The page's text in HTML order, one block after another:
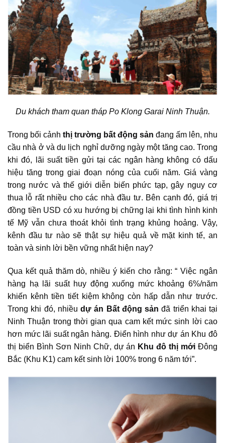
Du khách tham quantháp Po Klong Garai Ninh Thuận.
Trong bối cảnh thị trường bất động sản đang ấm lên, nhu
cầu nhà ở và du lịch nghỉ dưỡng ngày một tăng cao. Trong
khi đó, lãi suất tiền gửi tại các ngân hàng không có dấu
hiệu tăng trong giai đoạn nóng của cuối năm. Giá vàng
trong nước và thế giới diễn biến phức tạp, gây nguy cơ
thua lỗ rất nhiều cho các nhà đầu tư. Bên cạnh đó, giá trị
đồng tiền USD có xu hướng bị chững lại khi tình hình kinh
tế Mỹ vẫn chưa thoát khỏi tình trạng khủng hoảng. Vậy,
kênh đầu tư nào sẽ thật sự hiệu quả về mặt kinh tế, an
toàn và sinh lời bền vững nhất hiện nay?
Qua kết quả thăm dò, nhiều ý kiến cho rằng: “ Việc ngân
hàng hạ lãi suất huy động xuống mức khoảng 6%/năm
khiến kênh tiền tiết kiệm không còn hấp dẫn như trước.
Trong khi đó, nhiều dự án Bất động sản đã triển khai tại
Ninh Thuận trong thời gian qua cam kết mức sinh lời cao
hơn mức lãi suất ngân hàng. Điển hình như dự án Khu đô
thị biển Bình Sơn Ninh Chữ, dự án Khu đô thị mới Đông
Bắc (Khu K1) cam kết sinh lời 100% trong 6 năm tới”.